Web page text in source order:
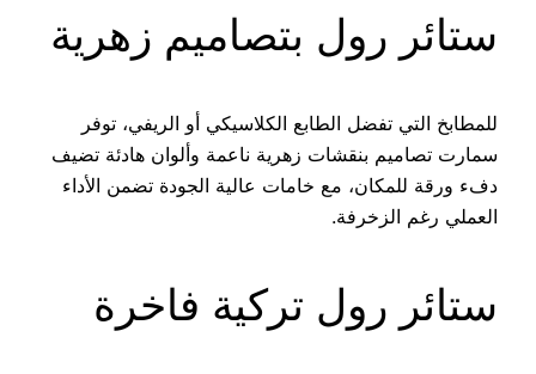
ستائر رول بتصاميم زهرية
للمطابخ التي تفضل الطابع الكلاسيكي أو الريفي، توفر
سمارت تصاميم بنقشات زهرية ناعمة وألوان هادئة تضيف
دفء ورقة للمكان، مع خامات عالية الجودة تضمن الأداء
العملي رغم الزخرفة.
ستائر رول تركية فاخرة